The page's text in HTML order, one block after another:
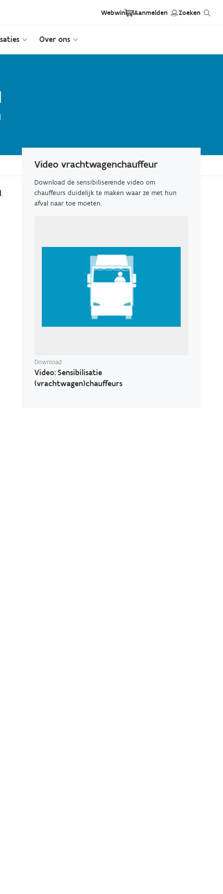
Header
first
WebwinkelUser
Aanmelden Zoeken
Over ons
.
Video vrachtwagenchauffeur
Download de sensibiliserende video om
chauffeurs duidelijk te maken waar ze met hun
afval naar toe moeten.
Download
Video: Sensibilisatie
(vrachtwagen)chauffeurs